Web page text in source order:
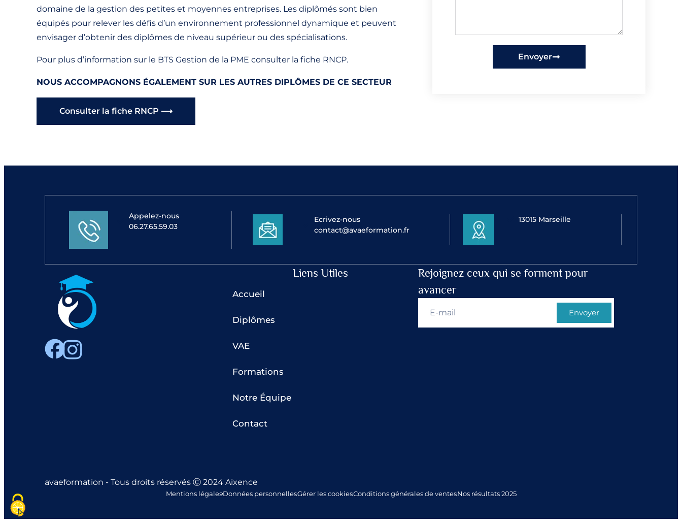
domaine de la gestion des petites et moyennes entreprises. Les diplômés sont bien
équipés pour relever les défis d’un environnement professionnel dynamique et peuvent
envisager d’obtenir des diplômes de niveau supérieur ou des spécialisations.
Pour plus d’information sur le BTS Gestion de la PME consulter la fiche RNCP.
NOUS ACCOMPAGNONS ÉGALEMENT SUR LES AUTRES DIPLÔMES DE CE SECTEUR
Consulter la fiche RNCP ⟶
Envoyer
Appelez-nous
06.27.65.59.03
Ecrivez-nous
contact@avaeformation.fr
13015 Marseille
Liens Utiles
Accueil
Diplômes
VAE
Formations
Notre Équipe
Contact
Rejoignez ceux qui se forment pour
avancer
Envoyer
avaeformation - Tous droits réservés Ⓒ 2024 Aixence
Mentions légalesDonnées personnellesGérer les cookiesConditions générales de ventesNos résultats 2025